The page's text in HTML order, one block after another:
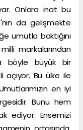
Onlara inat bu
da gelişmekte
umutla baktığını
markalarından
böyle büyük bir
açıyor. Bu ülke ile
en iyi
Bunu hem
ediyor. Ensemizi